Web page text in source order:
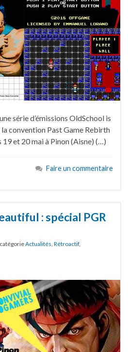
série d’émissions OldSchool is
convention Past Game Rebirth
19 et 20 mai à Pinon (Aisne) (…)
Faire un commentaire
: spécial PGR
Actualités, Rétroactif,